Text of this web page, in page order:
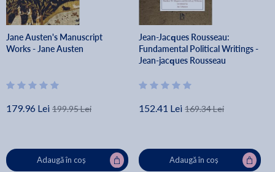
Jane Austen's Manuscript
Works - Jane Austen
179.96 Lei 199.95 Lei
Adaugă în coș
Jean-Jacques Rousseau:
Fundamental Political Writings -
Jean-jacques Rousseau
152.41 Lei 169.34 Lei
Adaugă în coș